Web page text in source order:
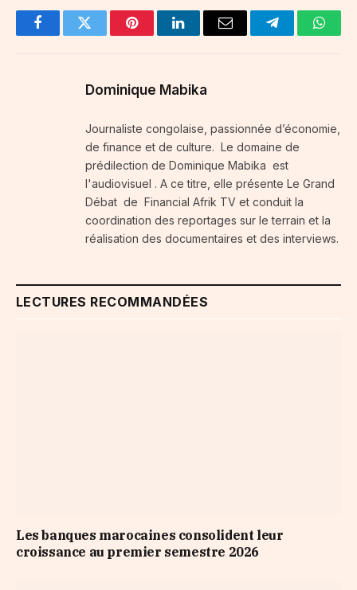
FacebookTwitter PinterestLinkedInEmail Telegram
Dominique Mabika
Journaliste congolaise, passionnée d’économie,
de finance et de culture. Le domaine de
prédilection de Dominique Mabika est
l'audiovisuel . A ce titre, elle présente Le Grand
Débat de Financial Afrik TV et conduit la
coordination des reportages sur le terrain et la
réalisation des documentaires et des interviews.
LECTURES RECOMMANDÉES
Les banques marocaines consolident leur
croissance au premier semestre 2026